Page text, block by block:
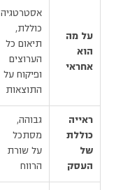
על מה
הוא
אחראי
אסטרטגיה
כוללת,
תיאום כל
הערוצים
ופיקוח על
התוצאות
ראייה
כוללת
של
העסק
גבוהה,
מסתכל
על שורת
הרווח